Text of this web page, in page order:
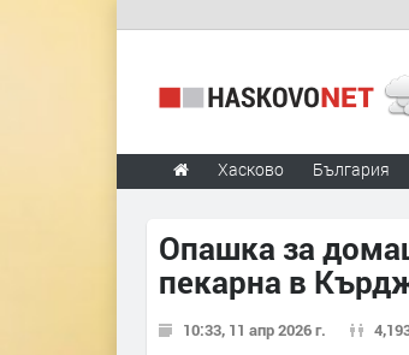
Хасково България
Опашка за
пекарна в
10:33, 11 апр 2026 г.